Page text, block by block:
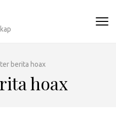
berita hoax
hoax